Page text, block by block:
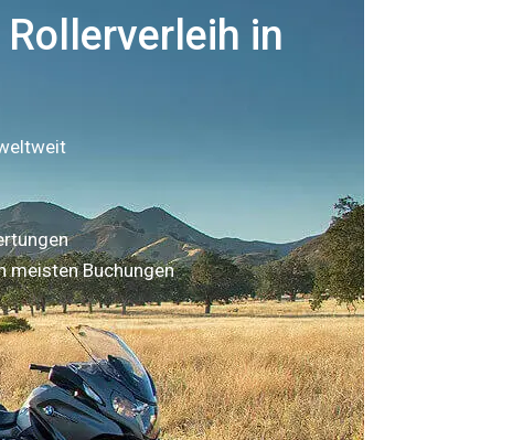
in
meisten Buchungen